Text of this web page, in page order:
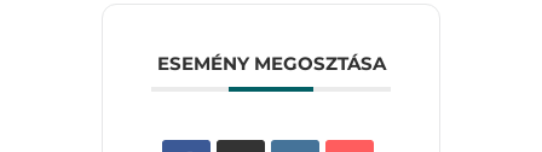
ESEMÉNY MEGOSZTÁSA